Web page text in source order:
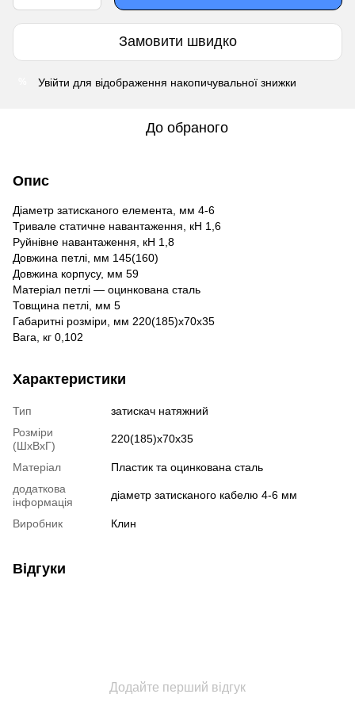
Замовити швидко
Увійти для відображення накопичувальної знижки
До обраного
Опис
Діаметр затисканого елемента, мм 4-6
Тривале статичне навантаження, кН 1,6
Руйнівне навантаження, кН 1,8
Довжина петлі, мм 145(160)
Довжина корпусу, мм 59
Матеріал петлі — оцинкована сталь
Товщина петлі, мм 5
Габаритні розміри, мм 220(185)х70х35
Вага, кг 0,102
Характеристики
Тип
затискач натяжний
Розміри
(ШxВxГ)
220(185)х70х35
Матеріал
Пластик та оцинкована сталь
додаткова
інформація
діаметр затисканого кабелю 4-6 мм
Виробник Клин
Відгуки
Додайте перший відгук